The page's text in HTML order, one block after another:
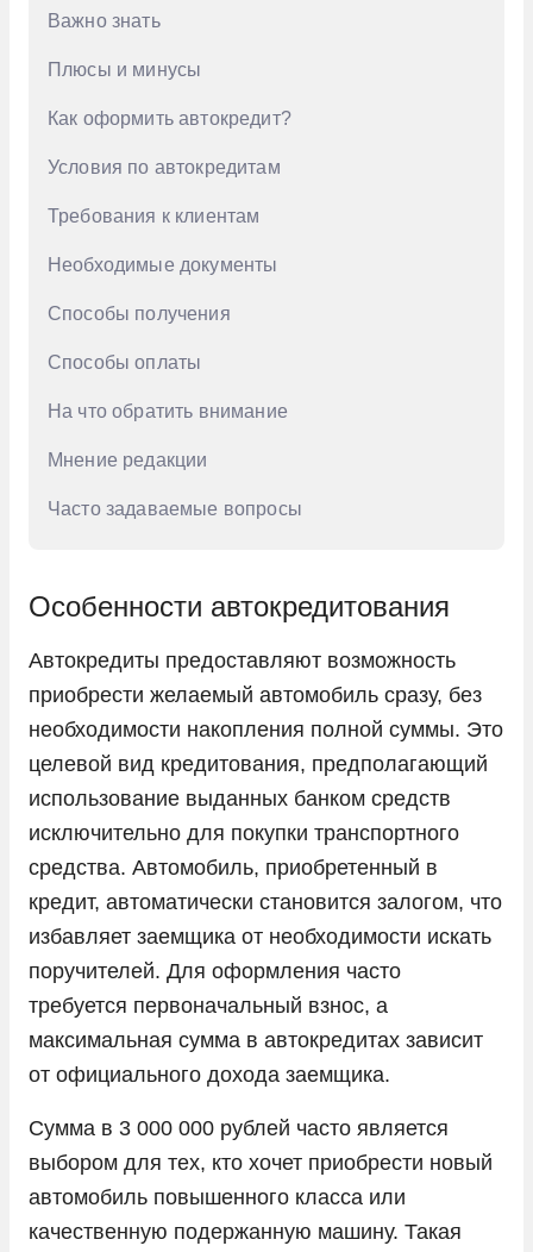
Ford
GAC
Geely
Genesis
Haval
Jac
Jaecoo
Jetour
Land Rover
Lifan
Livan
Mercedes-Benz
Mini
Mitsubishi
Peugeot
Porsche
Важно знать
Плюсы и минусы
Как оформить автокредит?
Условия по автокредитам
Требования к клиентам
Необходимые документы
Способы получения
Способы оплаты
На что обратить внимание
Мнение редакции
Часто задаваемые вопросы
Особенности автокредитования
Автокредиты предоставляют возможность
приобрести желаемый автомобиль сразу, без
необходимости накопления полной суммы. Это
целевой вид кредитования, предполагающий
использование выданных банком средств
исключительно для покупки транспортного
средства. Автомобиль, приобретенный в
кредит, автоматически становится залогом, что
избавляет заемщика от необходимости искать
поручителей. Для оформления часто
требуется первоначальный взнос, а
максимальная сумма в автокредитах зависит
от официального дохода заемщика.
Сумма в 3 000 000 рублей часто является
выбором для тех, кто хочет приобрести новый
автомобиль повышенного класса или
качественную подержанную машину. Такая